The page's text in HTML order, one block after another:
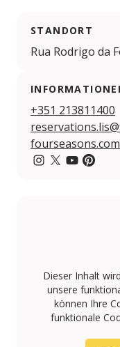
STANDORT
Rua Rodrigo da
+351 213811400
Dieser Inhalt
unsere
können Ihre
funktionale